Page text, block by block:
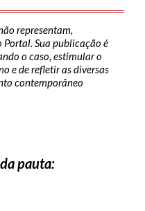
representam,
Sua publicação é
o caso, estimular o
e de refletir as diversas
contemporâneo
pauta: